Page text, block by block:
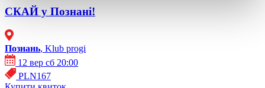
СКАЙ у Познані!
Познань, Klub progi
12 вер сб 20:00
PLN167